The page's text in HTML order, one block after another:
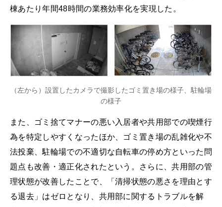
棟あたり年間48時間の業務効率化を実現した。
（左から）設置したカメラで撮影したゴミ置き場の様子、駐輪場
の様子
また、ゴミ捨てマナーの悪い入居者や共用部での喫煙行
為を特定しやすくなったほか、ゴミ置き場の乱雑化や不
法投棄、駐輪場での不適切な自転車の停め方といった問
題点も改善・適正化されたという。さらに、共用部の管
理状態が改善したことで、「清掃状態の悪さを理由とす
る退去」はゼロとなり、共用部に関するトラブルを解